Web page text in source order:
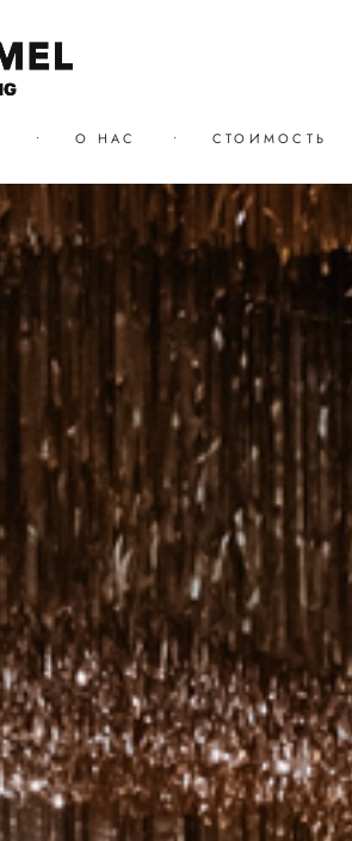
• О НАС • СТОИМОСТЬ